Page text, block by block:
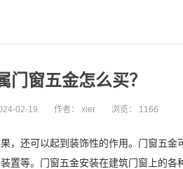
门窗五金怎么买？
02-19 作者： xier 浏览： 1166
，还可以起到装饰性的作用。门窗五
置等。门窗五金安装在建筑门窗上的各